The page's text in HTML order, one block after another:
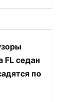
FL седан
по